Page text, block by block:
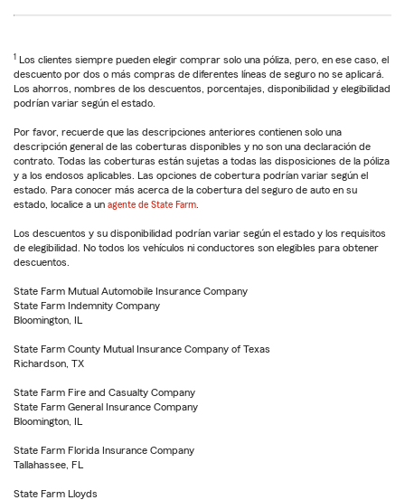
1 Los clientes siempre pueden elegir comprar solo una póliza, pero, en ese caso, el
descuento por dos o más compras de diferentes líneas de seguro no se aplicará.
Los ahorros, nombres de los descuentos, porcentajes, disponibilidad y elegibilidad
podrían variar según el estado.
Por favor, recuerde que las descripciones anteriores contienen solo una
descripción general de las coberturas disponibles y no son una declaración de
contrato. Todas las coberturas están sujetas a todas las disposiciones de la póliza
y a los endosos aplicables. Las opciones de cobertura podrían variar según el
estado. Para conocer más acerca de la cobertura del seguro de auto en su
estado, localice a un agente de State Farm
Los descuentos y su disponibilidad podrían variar según el estado y los requisitos
de elegibilidad. No todos los vehículos ni conductores son elegibles para obtener
descuentos.
State Farm Mutual Automobile Insurance Company
State Farm Indemnity Company
Bloomington, IL
State Farm County Mutual Insurance Company of Texas
Richardson, TX
State Farm Fire and Casualty Company
State Farm General Insurance Company
Bloomington, IL
State Farm Florida Insurance Company
Tallahassee, FL
State Farm Lloyds